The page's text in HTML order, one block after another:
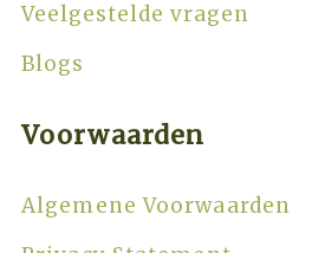
Veelgestelde vragen
Blogs
Voorwaarden
Algemene Voorwaarden